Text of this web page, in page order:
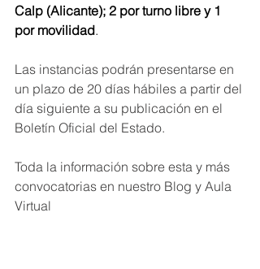
Calp (Alicante); 2 por turno libre y 1
por movilidad.
Las instancias podrán presentarse en
un plazo de 20 días hábiles a partir del
día siguiente a su publicación en el
Boletín Oficial del Estado.
Toda la información sobre esta y más
convocatorias en nuestro Blog y Aula
Virtual